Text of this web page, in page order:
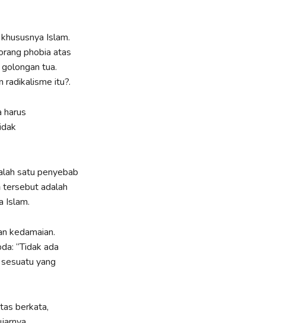
Islam.
phobia atas
tua.
radikalisme itu?.
harus
satu penyebab
tersebut adalah
Islam.
kedamaian.
“Tidak ada
yang
berkata,